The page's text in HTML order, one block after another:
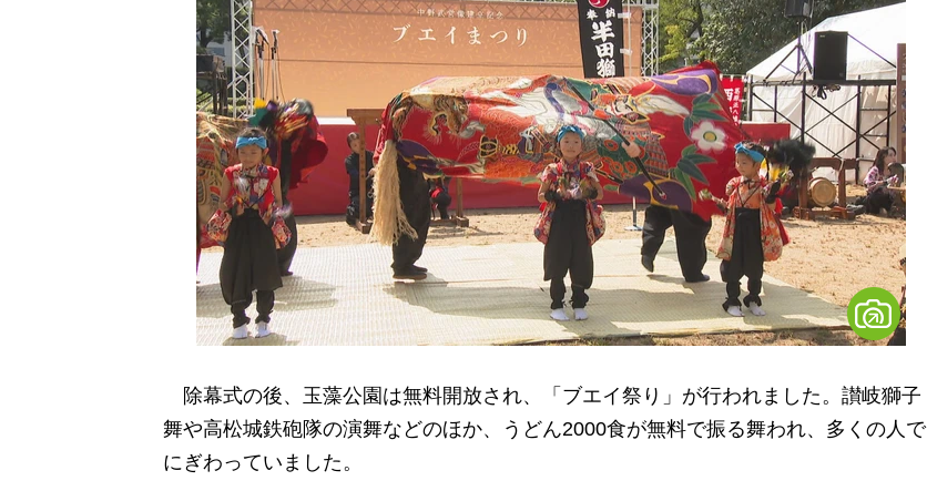
除幕式の後、玉藻公園は無料開放され、「ブエイ祭り」が行われました。讃岐獅子
舞や高松城鉄砲隊の演舞などのほか、うどん2000食が無料で振る舞われ、多くの人で
にぎわっていました。